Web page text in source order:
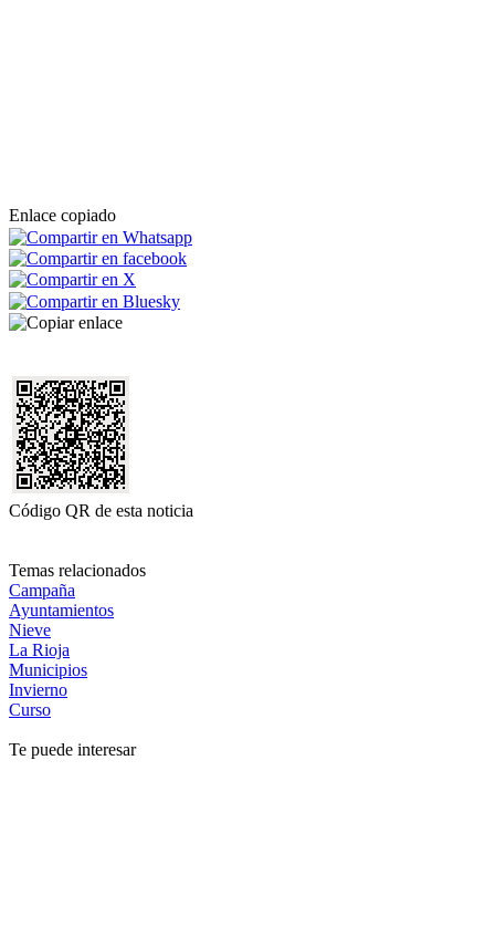
Enlace copiado
Código QR de esta noticia
Temas relacionados
Campaña
Ayuntamientos
Nieve
La Rioja
Municipios
Invierno
Curso
Te puede interesar